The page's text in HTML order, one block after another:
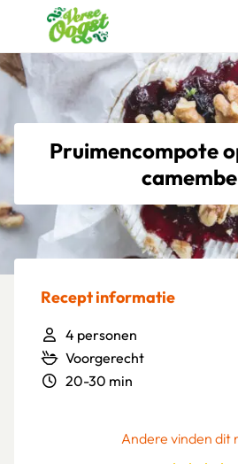
Verse Oogst
Pruimencompote
Recept informatie
4 personen
Voorgerecht
20-30 min
Andere vinden dit